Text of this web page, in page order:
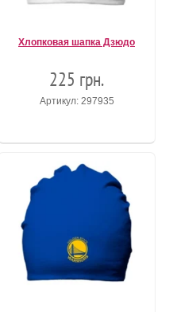
Хлопковая шапка Дзюдо
225 грн.
Артикул: 297935